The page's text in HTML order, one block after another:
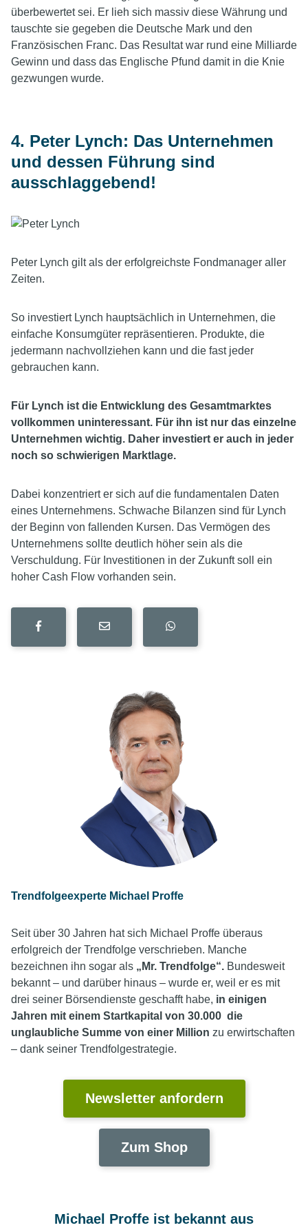
überbewertet sei. Er lieh sich massiv diese Währung und
tauschte sie gegeben die Deutsche Mark und den
Französischen Franc. Das Resultat war rund eine Milliarde
Gewinn und dass das Englische Pfund damit in die Knie
gezwungen wurde.
4. Peter Lynch: Das Unternehmen
und dessen Führung sind
ausschlaggebend!
Peter Lynch gilt als der erfolgreichste Fondmanager aller
Zeiten.
So investiert Lynch hauptsächlich in Unternehmen, die
einfache Konsumgüter repräsentieren. Produkte, die
jedermann nachvollziehen kann und die fast jeder
gebrauchen kann.
Für Lynch ist die Entwicklung des Gesamtmarktes
vollkommen uninteressant. Für ihn ist nur das einzelne
Unternehmen wichtig. Daher investiert er auch in jeder
noch so schwierigen Marktlage.
Dabei konzentriert er sich auf die fundamentalen Daten
eines Unternehmens. Schwache Bilanzen sind für Lynch
der Beginn von fallenden Kursen. Das Vermögen des
Unternehmens sollte deutlich höher sein als die
Verschuldung. Für Investitionen in der Zukunft soll ein
hoher Cash Flow vorhanden sein.
Trendfolgeexperte Michael Proffe
Seit über 30 Jahren hat sich Michael Proffe überaus
erfolgreich der Trendfolge verschrieben. Manche
bezeichnen ihn sogar als „Mr. Trendfolge“. Bundesweit
bekannt – und darüber hinaus – wurde er, weil er es mit
drei seiner Börsendienste geschafft habe, in einigen
Jahren mit einem Startkapital von 30.000 die
unglaubliche Summe von einer Million zu erwirtschaften
– dank seiner Trendfolgestrategie.
Newsletter anfordern
Zum Shop
Michael Proffe ist bekannt aus